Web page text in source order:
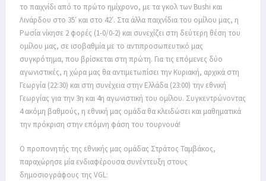
το παιχνίδι από το πρώτο ημίχρονο, με τα γκολ των Bushi και
Λινάρδου στο 35′ και στο 42′. Στα άλλα παιχνίδια του ομίλου μας, η
Ρωσία νίκησε 2 φορές (1-0/0-2) και συνεχίζει στη δεύτερη θέση του
ομίλου μας, σε ισοβαθμία με το αντιπροσωπευτικό μας
συγκρότημα, που βρίσκεται στη πρώτη. Για τις επόμενες δύο
αγωνιστικές, η χώρα μας θα αντιμετωπίσει την Κυριακή, αρχικά στη
Γεωργία (22:30) και στη συνέχεια στην Ελλάδα (23:00) την εθνική
Γεωργίας για την 3η και 4η αγωνιστική του ομίλου. Συγκεντρώνοντας
4 ακόμη βαθμούς, η εθνική μας ομάδα θα κλειδώσει και μαθηματικά
την πρόκριση στην επόμνη φάση του τουρνουά!
Ο προπονητής της εθνικής μας ομάδας Στράτος Ταμβάκος,
παραχώρησε μία ενδιαφέρουσα συνέντευξη στους
δημοσιογράφους της VGL: